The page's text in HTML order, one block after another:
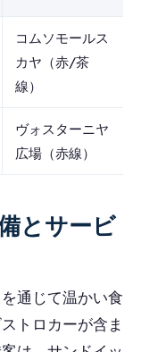
コムソモールス
カヤ（赤/茶
線）
ヴォスターニヤ
広場（赤線）
とサービ
通じて温かい食
トロカーが含ま